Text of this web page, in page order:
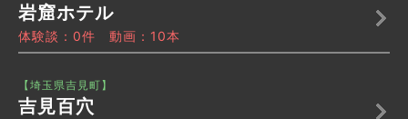
岩窟ホテル
体験談：0件 動画：10本
【埼玉県吉見町】
吉見百穴